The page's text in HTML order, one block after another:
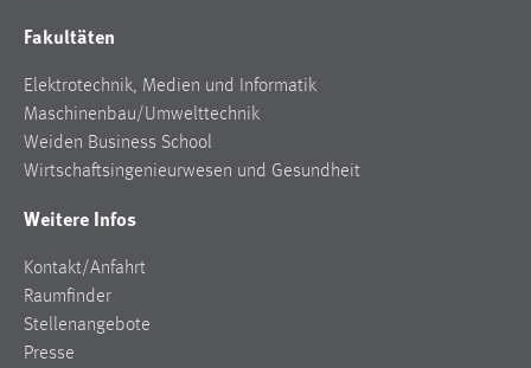
Fakultäten
Elektrotechnik, Medien und Informatik
Maschinenbau/Umwelttechnik
Weiden Business School
Wirtschaftsingenieurwesen und Gesundheit
Weitere Infos
Kontakt/Anfahrt
Raumfinder
Stellenangebote
Presse
Wird benötigt um die Chatfunktion nutzen zu können.
Cookie Laufzeit:
MibewSessionID, mibew-chat-frame-style-
5e9dbeb1811c0446 = Sitzungslaufzeit, mibew_locale = 3
Login
Name: